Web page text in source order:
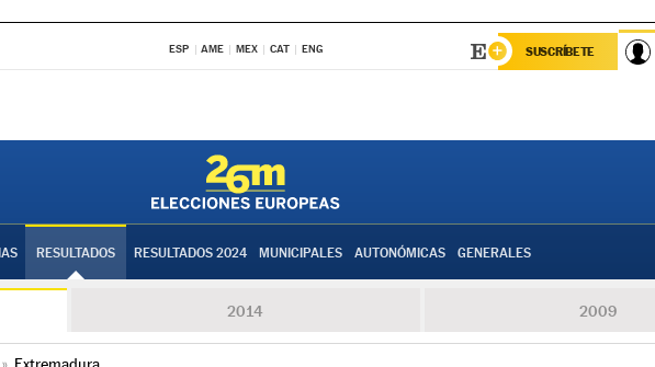
ESP AME MEX CAT ENG SUSCRÍBETE
RESULTADOS RESULTADOS 2024 MUNICIPALES AUTONÓMICAS GENERALES
2014 2009